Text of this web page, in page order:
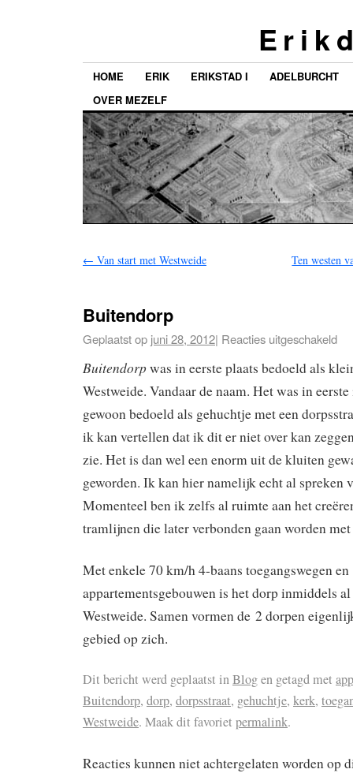
E r i k
HOME ERIK ERIKSTAD I
ADELBURCHT
OVER MEZELF
← Van start met Westweide Ten westen
Buitendorp
Geplaatst op juni 28, 2012| Reacties uitgeschakeld
Buitendorpwas in eerste plaats bedoeld als
Westweide. Vandaar de naam. Het was in
gewoon bedoeld als gehuchtje met een
ik kan vertellen dat ik dit er niet over kan
zie. Het is dan wel een enorm uit de kluiten
geworden. Ik kan hier namelijk echt al spreken
Momenteel ben ik zelfs al ruimte aan het
tramlijnen die later verbonden gaan worden met
Met enkele 70 km/h 4-baans toegangswegen en
appartementsgebouwen is het dorp inmiddels
Westweide. Samen vormen de 2 dorpen
gebied op zich.
Dit bericht werd geplaatst inBlogen getagd met
Buitendorp, dorp, dorpsstraat, gehuchtje, kerk,
Westweide. Maak dit favoriet permalink.
Reacties kunnen niet achtergelaten worden op